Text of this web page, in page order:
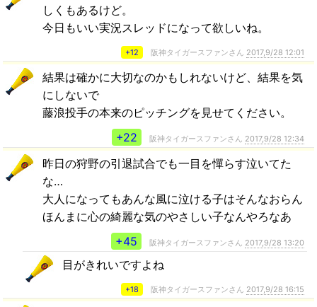
しくもあるけど。
今日もいい実況スレッドになって欲しいね。
+12 阪神タイガースファンさん 2017,9/28 12:01
結果は確かに大切なのかもしれないけど、結果を気
にしないで
藤浪投手の本来のピッチングを見せてください。
+22
阪神タイガースファンさん 2017,9/28 12:34
昨日の狩野の引退試合でも一目を憚らす泣いてた
な…
大人になってもあんな風に泣ける子はそんなおらん
ほんまに心の綺麗な気のやさしい子なんやろなあ
+45
阪神タイガースファンさん 2017,9/28 13:20
目がきれいですよね
+18 阪神タイガースファンさん 2017,9/28 16:15